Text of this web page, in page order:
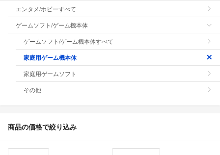
エンタメ/ホビーすべて
ゲームソフト/ゲーム機本体
ゲームソフト/ゲーム機本体すべて
家庭用ゲーム機本体
家庭用ゲームソフト
その他
商品の価格で絞り込み